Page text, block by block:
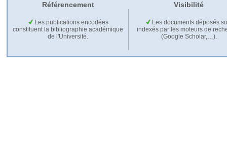
Référencement Visibilité
Les publications encodées
constituent la bibliographie académique
de l'Université.
Les documents déposés
indexés par les moteurs de
(Google Scholar,…).